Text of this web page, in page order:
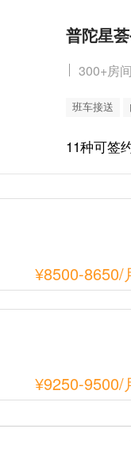
普陀星
300+房间
班车接送
11种可签
/
8500-8650
¥
/
9250-9500
¥